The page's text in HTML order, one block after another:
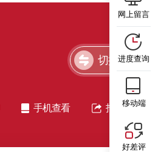
切换简洁版
手机查看 指南分享
网上留言
进度查询
移动端
好差评